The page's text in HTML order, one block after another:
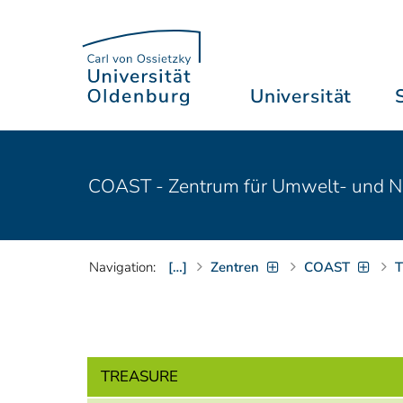
Universität
COAST - Zentrum für Umwelt- und
Navigation: […] Zentren COAST
TREASURE